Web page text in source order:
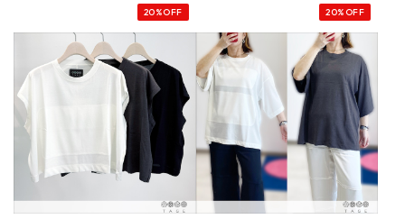
20%OFF 20%OFF